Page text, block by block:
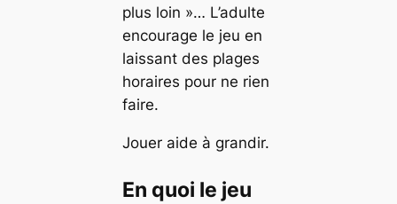
plus loin »… L’adulte
encourage le jeu en
laissant des plages
horaires pour ne rien
faire.
Jouer aide à grandir.
En quoi le jeu